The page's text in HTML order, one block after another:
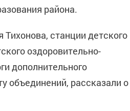
района.
станции детского
оздоровительно-
дополнительного
объединений, рассказали о